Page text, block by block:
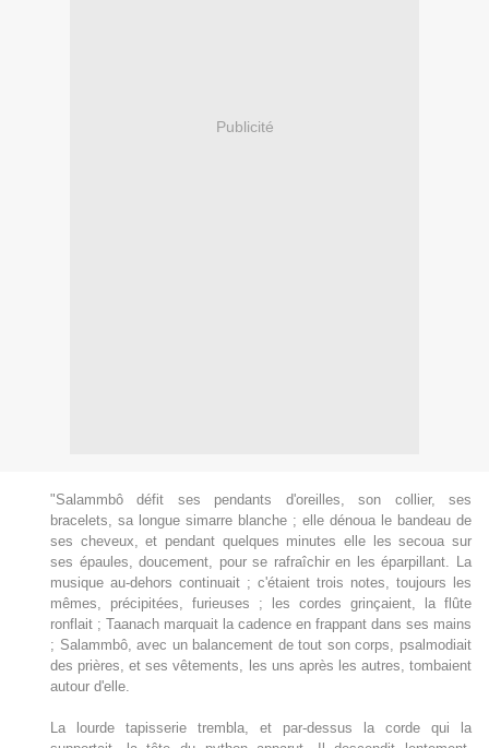
Publicité
"Salammbô défit ses pendants d'oreilles, son collier, ses
bracelets, sa longue simarre blanche ; elle dénoua le bandeau de
ses cheveux, et pendant quelques minutes elle les secoua sur
ses épaules, doucement, pour se rafraîchir en les éparpillant. La
musique au-dehors continuait ; c'étaient trois notes, toujours les
mêmes, précipitées, furieuses ; les cordes grinçaient, la flûte
ronflait ; Taanach marquait la cadence en frappant dans ses mains
; Salammbô, avec un balancement de tout son corps, psalmodiait
des prières, et ses vêtements, les uns après les autres, tombaient
autour d'elle.
La lourde tapisserie trembla, et par-dessus la corde qui la